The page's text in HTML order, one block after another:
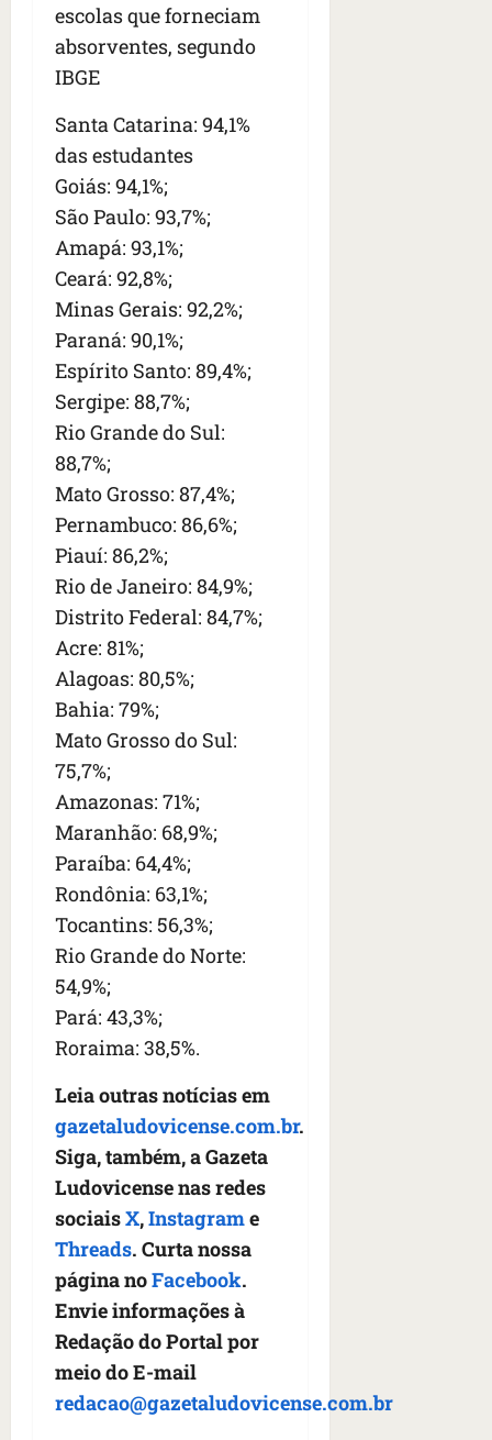
escolas que forneciam
absorventes, segundo
IBGE
Santa Catarina: 94,1%
das estudantes
Goiás: 94,1%;
São Paulo: 93,7%;
Amapá: 93,1%;
Ceará: 92,8%;
Minas Gerais: 92,2%;
Paraná: 90,1%;
Espírito Santo: 89,4%;
Sergipe: 88,7%;
Rio Grande do Sul:
88,7%;
Mato Grosso: 87,4%;
Pernambuco: 86,6%;
Piauí: 86,2%;
Rio de Janeiro: 84,9%;
Distrito Federal: 84,7%;
Acre: 81%;
Alagoas: 80,5%;
Bahia: 79%;
Mato Grosso do Sul:
75,7%;
Amazonas: 71%;
Maranhão: 68,9%;
Paraíba: 64,4%;
Rondônia: 63,1%;
Tocantins: 56,3%;
Rio Grande do Norte:
54,9%;
Pará: 43,3%;
Roraima: 38,5%.
Leia outras notícias em
gazetaludovicense.com.br.
Siga, também, a Gazeta
Ludovicense nas redes
sociaisX,Instagrame
Threads. Curta nossa
página noFacebook.
Envie informações à
Redação do Portal por
meio do E-mail
redacao@gazetaludovicense.com.br